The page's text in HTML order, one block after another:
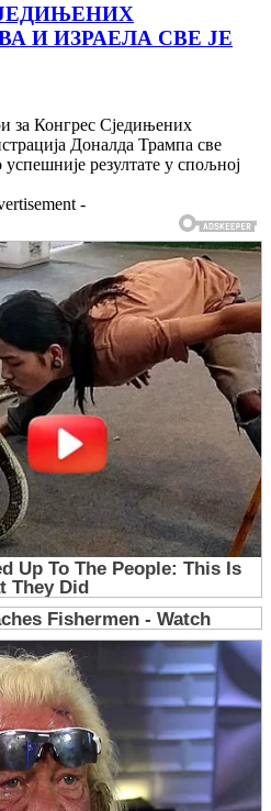
И ИЗРАЕЛА СВЕ ЈЕ
за Конгрес Сједињених
Доналда Трампа све
резултате у спољној
-